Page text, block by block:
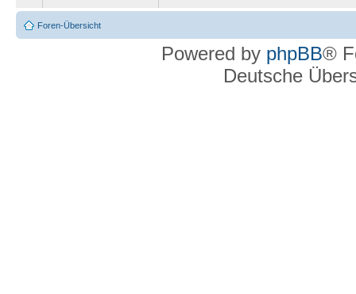
Foren-Übersicht
Powered by phpBB®
Deutsche